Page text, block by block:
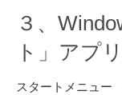
３、
ト」アプリ
スタートメニュ